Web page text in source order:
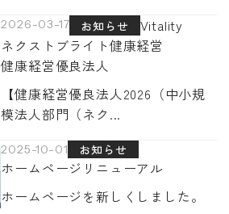
2026-03-17 お知らせ
Vitality
ネクストブライト健康経営
健康経営優良法人
【健康経営優良法人2026（中小規
模法人部門（ネク...
2025-10-01 お知らせ
ホームページ リニューアル
ホームページを新しくしました。